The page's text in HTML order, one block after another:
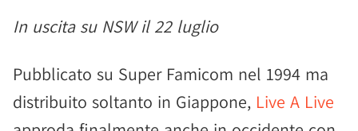
In uscita su NSW il 22 luglio
Pubblicato su Super Famicom nel 1994 ma
distribuito soltanto in Giappone, Live A Live